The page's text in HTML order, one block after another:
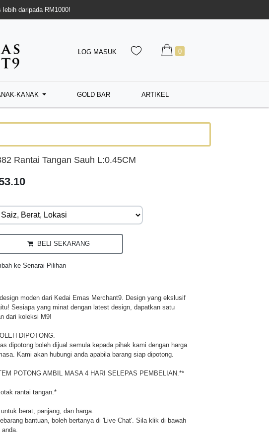
daripada RM1000!
LOG MASUK 0
KANAK GOLD BAR ARTIKEL
Rantai Tangan Sauh L:0.45CM
BELI SEKARANG
ke Senarai Pilihan
moden dari Kedai Emas Merchant9. Design yang ekslusif
Sesiapa yang minat dengan latest design, dapatkan satu
dari koleksi M9!
DIPOTONG.
dipotong boleh dijual semula kepada pihak kami dengan harga
Kami akan hubungi anda apabila barang siap dipotong.
POTONG AMBIL MASA 4 HARI SELEPAS PEMBELIAN.**
rantai tangan.*
berat, panjang, dan harga.
bantuan, boleh bertanya di 'Live Chat'. Sila klik di bawah